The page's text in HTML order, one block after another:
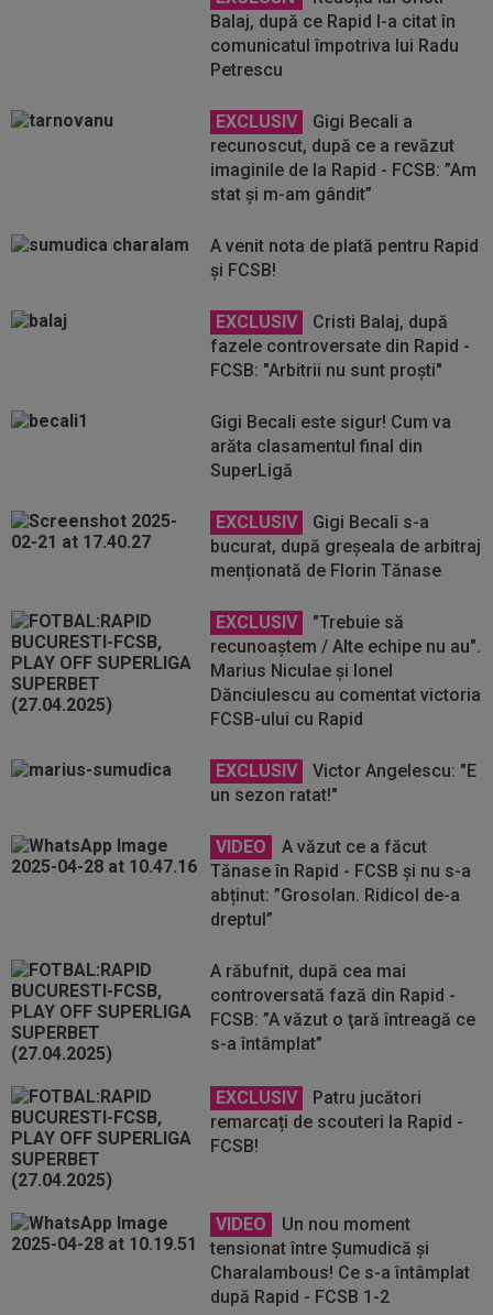
Balaj, după ce Rapid l-a citat în
comunicatul împotriva lui Radu
Petrescu
EXCLUSIV
Gigi Becali a
recunoscut, după ce a revăzut
imaginile de la Rapid - FCSB: ”Am
stat și m-am gândit”
A venit nota de plată pentru Rapid
și FCSB!
EXCLUSIV
Cristi Balaj, după
fazele controversate din Rapid -
FCSB: "Arbitrii nu sunt proști"
Gigi Becali este sigur! Cum va
arăta clasamentul final din
SuperLigă
EXCLUSIV
Gigi Becali s-a
bucurat, după greșeala de arbitraj
menționată de Florin Tănase
EXCLUSIV
"Trebuie să
recunoaștem / Alte echipe nu au".
Marius Niculae și Ionel
Dănciulescu au comentat victoria
FCSB-ului cu Rapid
EXCLUSIV
Victor Angelescu: "E
un sezon ratat!"
VIDEO
A văzut ce a făcut
Tănase în Rapid - FCSB și nu s-a
abținut: ”Grosolan. Ridicol de-a
dreptul”
A răbufnit, după cea mai
controversată fază din Rapid -
FCSB: ”A văzut o ţară întreagă ce
s-a întâmplat”
EXCLUSIV
Patru jucători
remarcați de scouteri la Rapid -
FCSB!
VIDEO
Un nou moment
tensionat între Șumudică și
Charalambous! Ce s-a întâmplat
după Rapid - FCSB 1-2